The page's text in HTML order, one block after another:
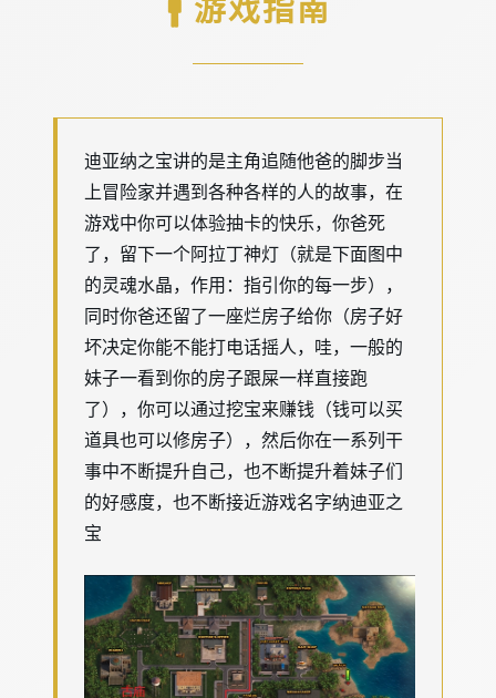
迪亚纳之宝讲的是主角追随他爸的脚步当
上冒险家并遇到各种各样的人的故事，在
游戏中你可以体验抽卡的快乐，你爸死
了，留下一个阿拉丁神灯（就是下面图中
的灵魂水晶，作用：指引你的每一步），
同时你爸还留了一座烂房子给你（房子好
坏决定你能不能打电话摇人，哇，一般的
妹子一看到你的房子跟屎一样直接跑
了），你可以通过挖宝来赚钱（钱可以买
道具也可以修房子），然后你在一系列干
事中不断提升自己，也不断提升着妹子们
的好感度，也不断接近游戏名字纳迪亚之
宝